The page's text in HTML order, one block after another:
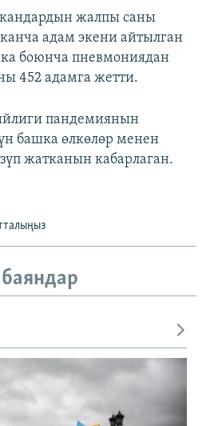
жалпы саны
адам экени айтылган
боюнча пневмониядан
452 адамга жетти.
пандемиянын
башка өлкөлөр менен
жатканын кабарлаган.